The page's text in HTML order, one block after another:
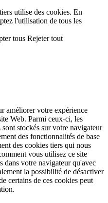
utilise des cookies. En
l'utilisation de tous les
tous Rejeter tout
améliorer votre expérience
Web. Parmi ceux-ci, les
sont stockés sur votre navigateur
des fonctionnalités de base
des cookies tiers qui nous
vous utilisez ce site
dans votre navigateur qu'avec
la possibilité de désactiver
certains de ces cookies peut